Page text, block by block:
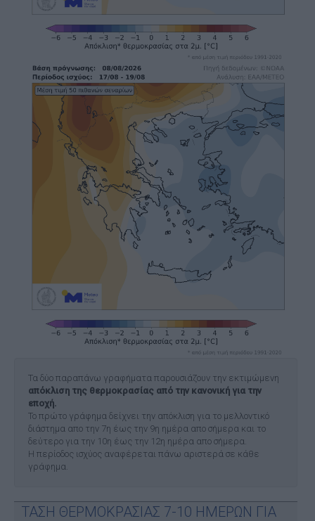
Τα δύο παραπάνω γραφήματα παρουσιάζουν την εκτιμώμενη
απόκλιση της θερμοκρασίας από την κανονική για την
εποχή.
Το πρώτο γράφημα δείχνει την απόκλιση για το μελλοντικό
διάστημα απο την 7η έως την 9η ημέρα απο σήμερα και το
δεύτερο για την 10η έως την 12η ημέρα απο σήμερα.
Η περίοδος ισχύος αναφέρεται πάνω αριστερά σε κάθε
γράφημα.
ΤΑΣΗ ΘΕΡΜΟΚΡΑΣΙΑΣ 7-10 ΗΜΕΡΩΝ ΓΙΑ